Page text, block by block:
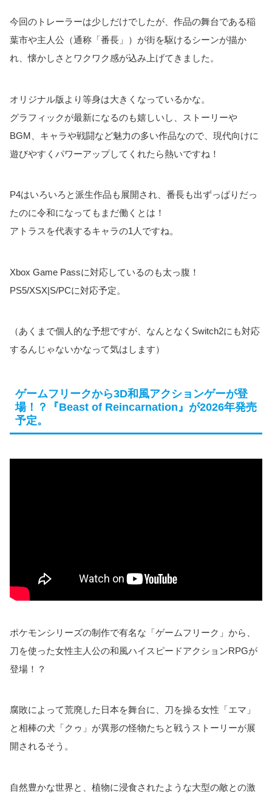
今回のトレーラーは少しだけでしたが、作品の舞台である稲
葉市や主人公（通称「番長」）が街を駆けるシーンが描か
れ、懐かしさとワクワク感が込み上げてきました。
オリジナル版より等身は大きくなっているかな。
グラフィックが最新になるのも嬉しいし、ストーリーや
BGM、キャラや戦闘など魅力の多い作品なので、現代向けに
遊びやすくパワーアップしてくれたら熱いですね！
P4はいろいろと派生作品も展開され、番長も出ずっぱりだっ
たのに令和になってもまだ働くとは！
アトラスを代表するキャラの1人ですね。
Xbox Game Passに対応しているのも太っ腹！
PS5/XSX|S/PCに対応予定。
（あくまで個人的な予想ですが、なんとなくSwitch2にも対応
するんじゃないかなって気はします）
ゲームフリークから3D和風アクションゲーが登
場！？『Beast of Reincarnation』が2026年発売
予定。
ポケモンシリーズの制作で有名な「ゲームフリーク」から、
刀を使った女性主人公の和風ハイスピードアクションRPGが
登場！？
腐敗によって荒廃した日本を舞台に、刀を操る女性「エマ」
と相棒の犬「クゥ」が異形の怪物たちと戦うストーリーが展
開されるそう。
自然豊かな世界と、植物に浸食されたような大型の敵との激